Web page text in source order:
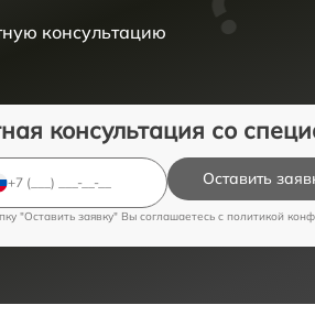
консультацию
консультация со
Оставить
"Оставить заявку" Вы соглашаетесь c политикой